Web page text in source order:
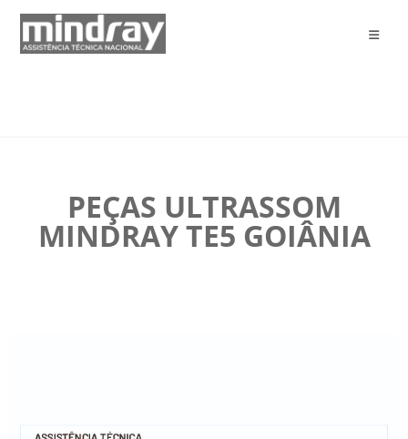
PEÇAS ULTRASSOM
MINDRAY TE5 GOIÂNIA